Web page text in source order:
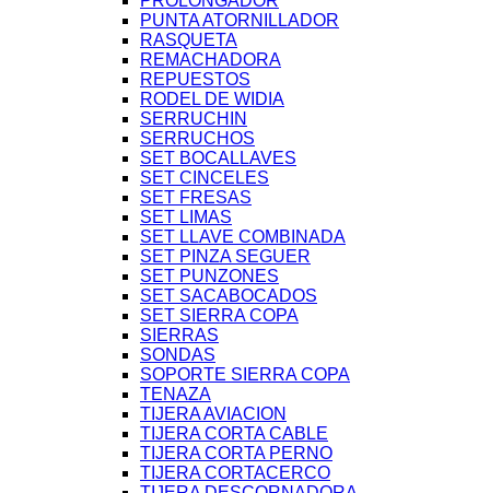
PUNTA ATORNILLADOR
RASQUETA
REMACHADORA
REPUESTOS
RODEL DE WIDIA
SERRUCHIN
SERRUCHOS
SET BOCALLAVES
SET CINCELES
SET FRESAS
SET LIMAS
SET LLAVE COMBINADA
SET PINZA SEGUER
SET PUNZONES
SET SACABOCADOS
SET SIERRA COPA
SIERRAS
SONDAS
SOPORTE SIERRA COPA
TENAZA
TIJERA AVIACION
TIJERA CORTA CABLE
TIJERA CORTA PERNO
TIJERA CORTACERCO